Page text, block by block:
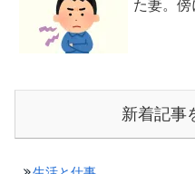
た妻。
新着記事